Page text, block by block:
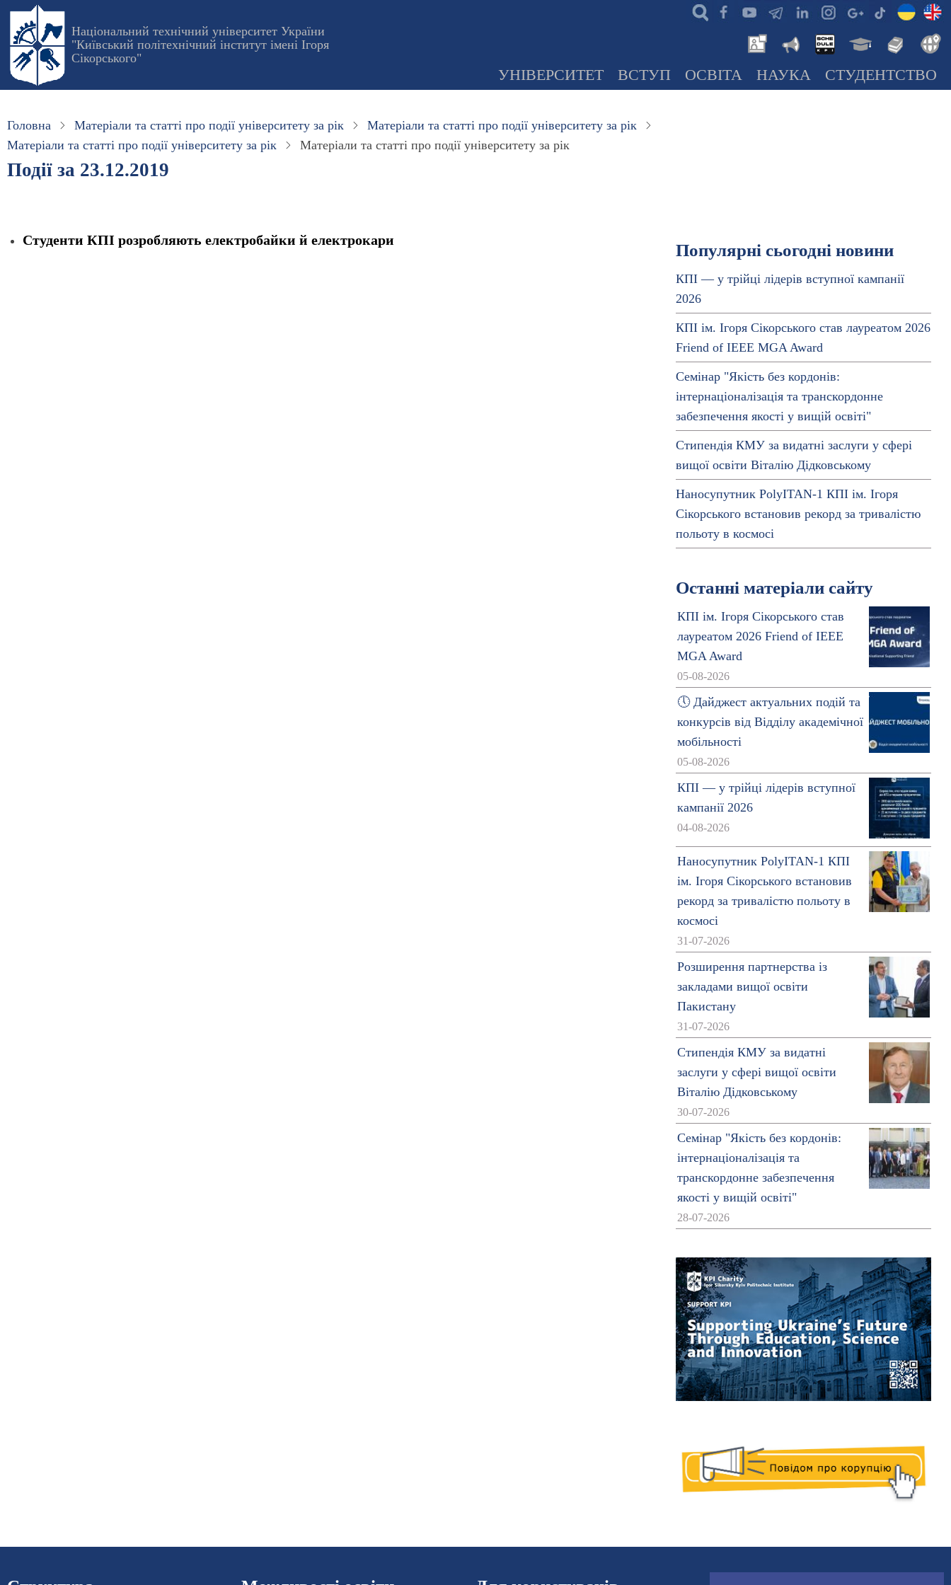
Перейти
основного
вмісту
Національний технічний університет України
"Київський політехнічний інститут імені Ігоря
Сікорського"
УНІВЕРСИТЕТ ВСТУП ОСВІТА НАУКА СТУДЕНТСТВО
Головна Матеріали та статті про події університету за рік
Матеріали та статті про події університету за рік
Матеріали та статті про події університету за рік
Матеріали та статті про події університету за рік
Події за 23.12.2019
Студенти КПІ розробляють електробайки й електрокари
Популярні сьогодні новини
КПІ — у трійці лідерів вступної кампанії
2026
КПІ ім. Ігоря Сікорського став лауреатом 2026
Friend of IEEE MGA Award
Семінар "Якість без кордонів:
інтернаціоналізація та транскордонне
забезпечення якості у вищій освіті"
Стипендія КМУ за видатні заслуги у сфері
вищої освіти Віталію Дідковському
Наносупутник PolyITAN-1 КПІ ім. Ігоря
Сікорського встановив рекорд за тривалістю
польоту в космосі
Останні матеріали сайту
КПІ ім. Ігоря Сікорського став
лауреатом 2026 Friend of IEEE
MGA Award
05-08-2026
🕔 Дайджест актуальних подій та
конкурсів від Відділу академічної
мобільності
05-08-2026
КПІ — у трійці лідерів вступної
кампанії 2026
04-08-2026
Наносупутник PolyITAN-1 КПІ
ім. Ігоря Сікорського встановив
рекорд за тривалістю польоту в
космосі
31-07-2026
Розширення партнерства із
закладами вищої освіти
Пакистану
31-07-2026
Стипендія КМУ за видатні
заслуги у сфері вищої освіти
Віталію Дідковському
30-07-2026
Семінар "Якість без кордонів:
інтернаціоналізація та
транскордонне забезпечення
якості у вищій освіті"
28-07-2026